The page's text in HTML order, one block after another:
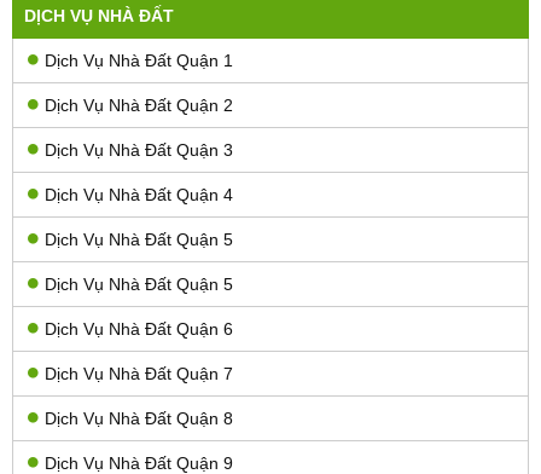
DỊCH VỤ NHÀ ĐẤT
Dịch Vụ Nhà Đất Quận 1
Dịch Vụ Nhà Đất Quận 2
Dịch Vụ Nhà Đất Quận 3
Dịch Vụ Nhà Đất Quận 4
Dịch Vụ Nhà Đất Quận 5
Dịch Vụ Nhà Đất Quận 5
Dịch Vụ Nhà Đất Quận 6
Dịch Vụ Nhà Đất Quận 7
Dịch Vụ Nhà Đất Quận 8
Dịch Vụ Nhà Đất Quận 9